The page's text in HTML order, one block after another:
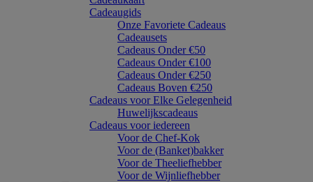
Cadeaugids
Onze Favoriete Cadeaus
Cadeausets
Cadeaus Onder €50
Cadeaus Onder €100
Cadeaus Onder €250
Cadeaus Boven €250
Cadeaus voor Elke Gelegenheid
Huwelijkscadeaus
Cadeaus voor iedereen
Voor de Chef-Kok
Voor de (Banket)bakker
Voor de Theeliefhebber
Voor de Wijnliefhebber